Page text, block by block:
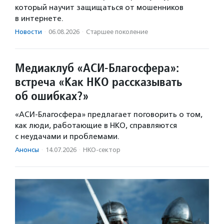
который научит защищаться от мошенников
в интернете.
Новости · 06.08.2026 · Старшее поколение
Медиаклуб «АСИ-Благосфера»:
встреча «Как НКО рассказывать
об ошибках?»
«АСИ-Благосфера» предлагает поговорить о том,
как люди, работающие в НКО, справляются
с неудачами и проблемами.
Анонсы · 14.07.2026 · НКО-сектор